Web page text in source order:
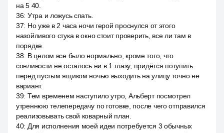
на 5 40.
36: Утра и ложусь спать.
37: Но уже в 2 часа ночи герой проснулся от этого
назойливого стука в окно стоит проверить, все ли там в
порядке.
38: В целом все было нормально, кроме того, что
сонливости не осталось ни в 1 глазу, придётся потупить
перед пустым ящиком ночью выходить на улицу точно не
вариант.
39: Тем временем наступило утро, Альберт посмотрел
утреннюю телепередачу по готовке, после чего отправился
реализовывать свой коварный план.
40: Для исполнения моей идеи потребуется 3 обычных